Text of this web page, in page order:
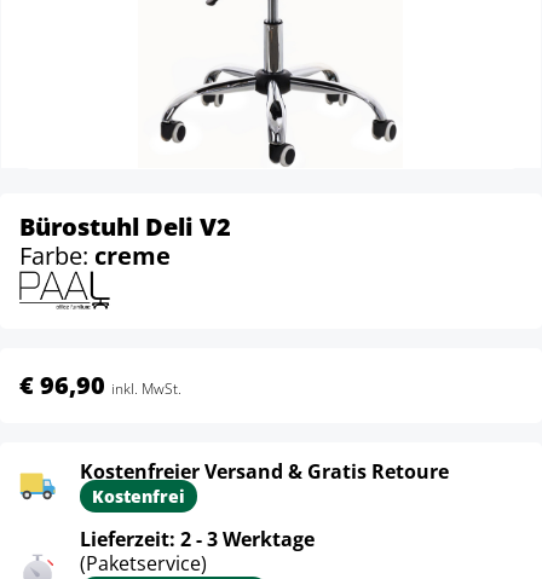
Bürostuhl Deli V2
Farbe: creme
€ 96,90 inkl. MwSt.
Kostenfreier Versand & Gratis Retoure
Kostenfrei
Lieferzeit: 2 - 3 Werktage
(Paketservice)